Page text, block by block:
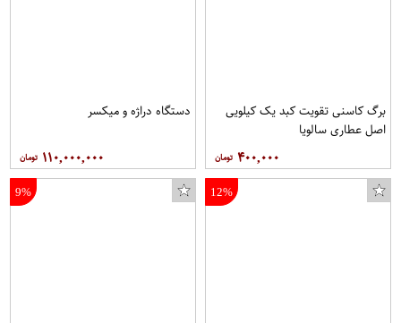
برگ کاسنی تقویت کبد یک کیلویی
اصل عطاری سالویا
۴۰۰,۰۰۰
دستگاه دراژه و میکسر
۱۱۰,۰۰۰,۰۰۰
12%
9%